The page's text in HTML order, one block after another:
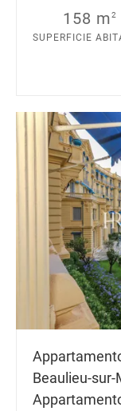
158 m2
SUPERFICIE
Beaulieu-sur-